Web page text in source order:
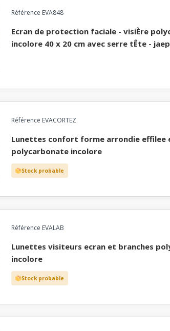
Référence EVA848
ecran de protection faciale - visiÈre polycarbonate
incolore 40 x 20 cm avec serre tÊte - jaep
Référence EVACORTEZ
lunettes confort forme arrondie effilee ecran
polycarbonate incolore
Stock probable
Référence EVALAB
lunettes visiteurs ecran et branches polycarbonate
incolore
Stock probable